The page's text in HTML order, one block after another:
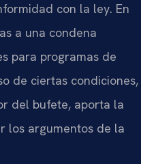
con la ley. En
a una condena
para programas de
de ciertas condiciones,
del bufete, aporta la
los argumentos de la